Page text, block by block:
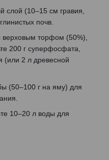
слой (10–15 см гравия,
почв.
торфом (50%),
200 г суперфосфата,
(или 2 л древесной
(50–100 г на яму) для
10–20 л воды для